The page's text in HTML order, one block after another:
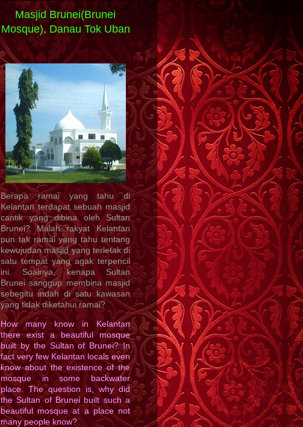
Masjid Brunei(Brunei
Mosque), Danau Tok Uban
Berapa ramai yang tahu di
Kelantan terdapat sebuah masjid
cantik yang dibina oleh Sultan
Brunei? Malah rakyat Kelantan
pun tak ramai yang tahu tentang
kewujudan masjid yang terletak di
satu tempat yang agak terpencil
ini. Soalnya, kenapa Sultan
Brunei sanggup membina masjid
sebegitu indah di satu kawasan
yang tidak diketahui ramai?
How many know in Kelantan
there exist a beautiful mosque
built by the Sultan of Brunei? In
fact very few Kelantan locals even
know about the existence of the
mosque in some backwater
place. The question is, why did
the Sultan of Brunei built such a
beautiful mosque at a place not
many people know?